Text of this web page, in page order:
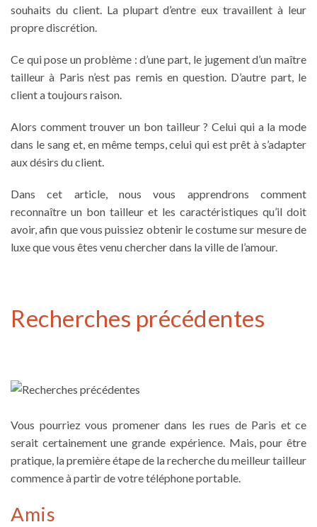
souhaits du client. La plupart d’entre eux travaillent à leur
propre discrétion.
Ce qui pose un problème : d’une part, le jugement d’un maître
tailleur à Paris n’est pas remis en question. D’autre part, le
client a toujours raison.
Alors comment trouver un bon tailleur? Celui qui a la mode
dans le sang et, en même temps, celui qui est prêt à s’adapter
aux désirs du client.
Dans cet article, nous vous apprendrons comment
reconnaître un bon tailleur et les caractéristiques qu’il doit
avoir, afin que vous puissiez obtenir lecostume sur mesure de
luxeque vous êtes venu chercher dans la ville de l’amour.
Recherches précédentes
Vous pourriez vous promener dans les rues de Paris et ce
serait certainement une grande expérience. Mais, pour être
pratique, la première étape de la recherche du meilleur tailleur
commence à partir de votre téléphone portable.
Amis